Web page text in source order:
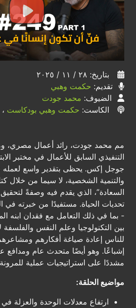
بتاريخ: ٢٨ / ١١ / ٢٠٢٥
تقديم: حكمت وهبي
الضيوف: محمد جودت
الكاست: حكمت وهبي بودكاست
مم محمد جودت، رائد أعمال مصري،
التنفيذي السابق للأعمال في مختبر
جوجل إكس. يحظى بتقدير واسع لعمله
والتنمية الشخصية، لا سيما من خلال
السعادة”، الذي يقدم فيه وصفةً
تحديات الحياة. مستفيدًا من خبرته في
- بما في ذلك التعامل مع فقدان ابنه
بين التكنولوجيا وعلم النفس
للناس إعادة صياغة أفكارهم ومشاعرهم
إشباعًا. وهو أيضًا متحدث عام ومدافع
مشددًا على استراتيجيات عملية
مواضيع الحلقة:
ارتفاع معدلات الوحدة والعزلة